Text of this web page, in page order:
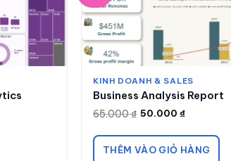
KINH DOANH & SALES
Business Analysis Report
65.000₫
Giá
là:
65.000 ₫.
50.000 ₫
Giá
tại
50.000 ₫.
THÊM VÀO GIỎ HÀNG